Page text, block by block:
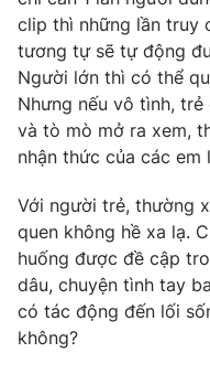
VTV9
Liên hệ tòa soạn
Theo dõi báo trên
clip thì những lần truy
tương tự sẽ tự động
Người lớn thì có thể
Nhưng nếu vô tình,
và tò mò mở ra xem,
nhận thức của các em
Với người trẻ, thường
quen không hề xa lạ.
huống được đề cập
dâu, chuyện tình tay
có tác động đến lối
không?